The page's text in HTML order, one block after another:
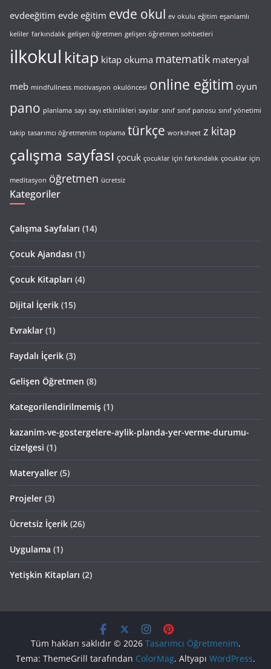
evdeeğitim evde eğitim evde okul ev okulu eğitim eşanlamlı
keliler farkındalık gelişen öğretmen gelişen öğretmen sohbetleri
ilkokul kitap kitap okuma matematik materyal
meb mindfullness motivasyon okulöncesi online eğitim oyun
pano planlama sayı sayı etkinlikleri sayılar sınıf sınıf panosu sınıf yönetimi
takip tasarımcı öğretmenim toplama türkçe worksheet z kitap
çalışma sayfası çocuk çocuklar için farkındalık çocuklar için
meditasyon öğretmen ücretsiz
Kategoriler
Çalışma Sayfaları (14)
Çocuk Ajandası (1)
Çocuk Kitapları (4)
Dijital İçerik (15)
Evraklar (1)
Faydalı İçerik (3)
Gelişen Öğretmen (8)
Kategorilendirilmemiş (1)
kazanim-ve-gostergelere-aylik-planda-yer-verme-durumu-
cizelgesi (1)
Materyaller (5)
Projeler (3)
Ücretsiz İçerik (26)
Uygulama (1)
Yetişkin Kitapları (2)
Tüm hakları saklıdır © 2026 Tasarımcı Öğretmenim.
Tema: ThemeGrill tarafından ColorMag. Altyapı WordPress.